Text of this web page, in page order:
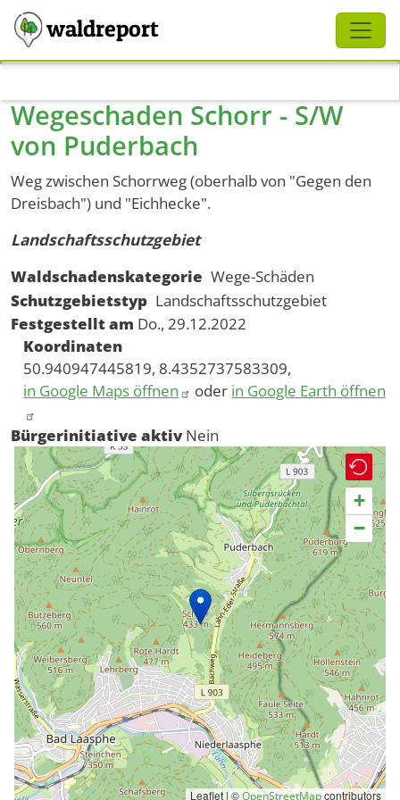
waldreport
Wegeschaden Schorr - S/W
von Puderbach
Weg zwischen Schorrweg (oberhalb von "Gegen den
Dreisbach") und "Eichhecke".
Landschaftsschutzgebiet
Waldschadenskategorie Wege-Schäden
Schutzgebietstyp Landschaftsschutzgebiet
Festgestellt am Do., 29.12.2022
Koordinaten
50.940947445819, 8.4352737583309,
in Google Maps öffnen
oder in Google Earth öffnen
Bürgerinitiative aktiv Nein
+
−
Leaflet | ©OpenStreetMapcontributors
Schliessen